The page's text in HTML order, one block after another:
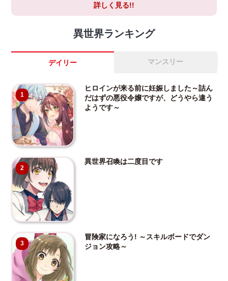
詳しく見る!!
異世界ランキング
デイリー マンスリー
1
ヒロインが来る前に妊娠しました～詰ん
だはずの悪役令嬢ですが、どうやら違う
ようです～
2
異世界召喚は二度目です
3
冒険家になろう! ～スキルボードでダン
ジョン攻略～